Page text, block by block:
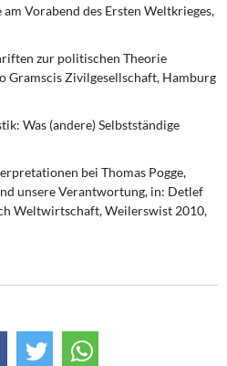
Vorabend des Ersten Weltkrieges,
zur politischen Theorie
Gramscis Zivilgesellschaft, Hamburg
Was (andere) Selbstständige
bei Thomas Pogge,
unsere Verantwortung, in: Detlef
Weltwirtschaft, Weilerswist 2010,